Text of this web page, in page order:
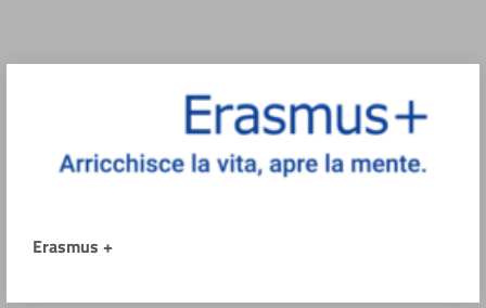
Erasmus +